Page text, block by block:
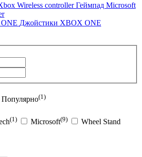
Геймпад Microsoft
Джойстики XBOX ONE
Популярно(1)
(1) Microsoft(9)
Wheel Stand